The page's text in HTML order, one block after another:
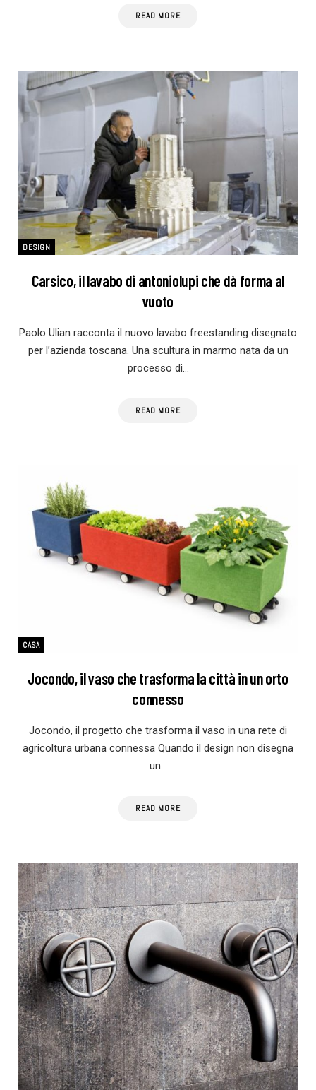
READ MORE
DESIGN
Carsico, il lavabo di antoniolupi che dà forma al
vuoto
Paolo Ulian racconta il nuovo lavabo freestanding disegnato
per l’azienda toscana. Una scultura in marmo nata da un
processo di…
READ MORE
CASA
Jocondo, il vaso che trasforma la città in un orto
connesso
Jocondo, il progetto che trasforma il vaso in una rete di
agricoltura urbana connessa Quando il design non disegna
un…
READ MORE